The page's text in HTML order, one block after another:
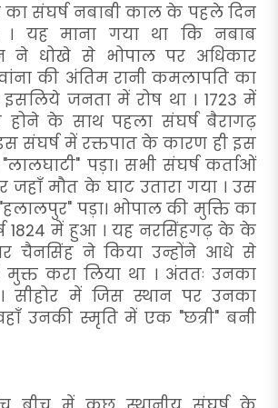
का संघर्ष नबाबी काल के पहले दिन
यह माना गया था कि नबाब
ने धोखे से भोपाल पर अधिकार
की अंतिम रानी कमलापति का
जनता में रोष था । 1723 में
होने के साथ पहला संघर्ष बैरागढ़
संघर्ष में रक्तपात के कारण ही इस
पड़ा। सभी संघर्ष कर्ताओं
जहाँ मौत के घाट उतारा गया । उस
पड़ा। भोपाल की मुक्ति का
1824 में हुआ । यह नरसिंहगढ़ के के
चैनसिंह ने किया उन्होंने आधे से
मुक्त करा लिया था । अंततः उनका
सीहोर में जिस स्थान पर उनका
उनकी स्मृति में एक "छत्री" बनी